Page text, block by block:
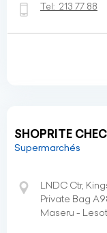
Tel: 213 77 88
SHOPRITE
Supermarchés
LNDC Ctr,
Private Bag
Maseru -